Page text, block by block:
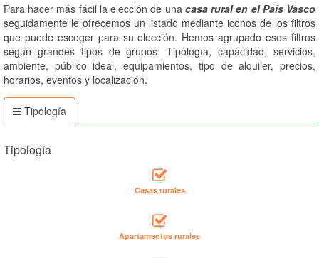
Para hacer más fácil la elección de una casa rural en el País Vasco
seguidamente le ofrecemos un listado mediante iconos de los filtros
que puede escoger para su elección. Hemos agrupado esos filtros
según grandes tipos de grupos: Tipología, capacidad, servicios,
ambiente, público ideal, equipamientos, tipo de alquiler, precios,
horarios, eventos y localización.
Tipología
Tipología
Casas rurales
Apartamentos rurales